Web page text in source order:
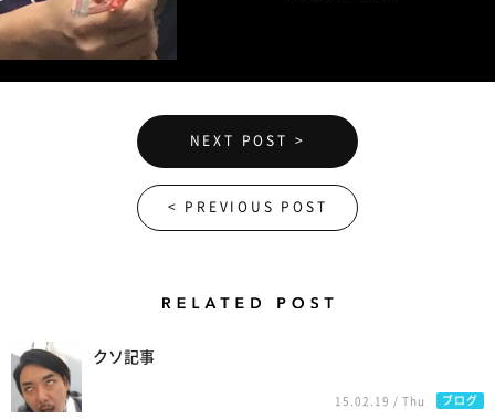
NEXT POST >
< PREVIOUS POST
クソ記事
15.02.19 / Thu ブログ